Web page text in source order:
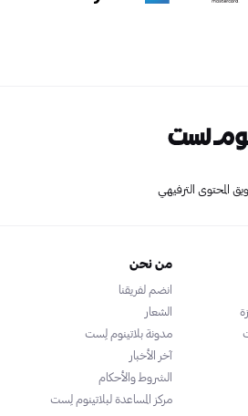
المحتوى الترفيهي
من نحن
انضم لفريقنا
الشعار
مدونة بلاتينوم لِست
آخر الأخبار
الشروط والأحكام
مركز المساعدة لبلاتينوم لِست